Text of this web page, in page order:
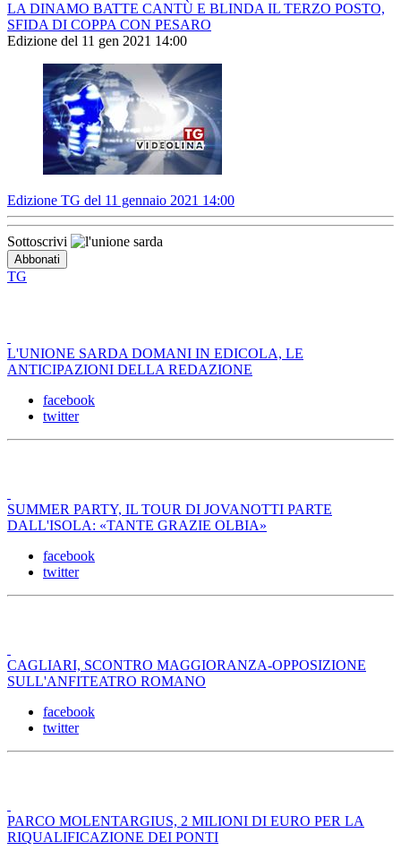
LA DINAMO BATTE CANTÙ E BLINDA IL TERZO POSTO,
SFIDA DI COPPA CON PESARO
Edizione del 11 gen 2021 14:00
Edizione TG del 11 gennaio 2021 14:00
Sottoscrivi
TG
L'UNIONE SARDA DOMANI IN EDICOLA, LE
ANTICIPAZIONI DELLA REDAZIONE
facebook
twitter
SUMMER PARTY, IL TOUR DI JOVANOTTI PARTE
DALL'ISOLA: «TANTE GRAZIE OLBIA»
facebook
twitter
CAGLIARI, SCONTRO MAGGIORANZA-OPPOSIZIONE
SULL'ANFITEATRO ROMANO
facebook
twitter
PARCO MOLENTARGIUS, 2 MILIONI DI EURO PER LA
RIQUALIFICAZIONE DEI PONTI